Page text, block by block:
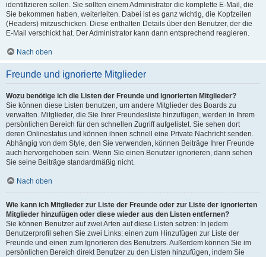
identifizieren sollen. Sie sollten einem Administrator die komplette E-Mail, die
Sie bekommen haben, weiterleiten. Dabei ist es ganz wichtig, die Kopfzeilen
(Headers) mitzuschicken. Diese enthalten Details über den Benutzer, der die
E-Mail verschickt hat. Der Administrator kann dann entsprechend reagieren.
Nach oben
Freunde und ignorierte Mitglieder
Wozu benötige ich die Listen der Freunde und ignorierten Mitglieder?
Sie können diese Listen benutzen, um andere Mitglieder des Boards zu
verwalten. Mitglieder, die Sie Ihrer Freundesliste hinzufügen, werden in Ihrem
persönlichen Bereich für den schnellen Zugriff aufgelistet. Sie sehen dort
deren Onlinestatus und können ihnen schnell eine Private Nachricht senden.
Abhängig von dem Style, den Sie verwenden, können Beiträge Ihrer Freunde
auch hervorgehoben sein. Wenn Sie einen Benutzer ignorieren, dann sehen
Sie seine Beiträge standardmäßig nicht.
Nach oben
Wie kann ich Mitglieder zur Liste der Freunde oder zur Liste der ignorierten
Mitglieder hinzufügen oder diese wieder aus den Listen entfernen?
Sie können Benutzer auf zwei Arten auf diese Listen setzen: In jedem
Benutzerprofil sehen Sie zwei Links: einen zum Hinzufügen zur Liste der
Freunde und einen zum Ignorieren des Benutzers. Außerdem können Sie im
persönlichen Bereich direkt Benutzer zu den Listen hinzufügen, indem Sie